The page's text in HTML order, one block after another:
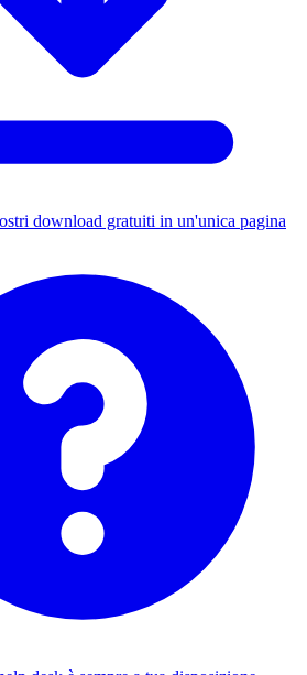
download gratuiti in un'unica pagina